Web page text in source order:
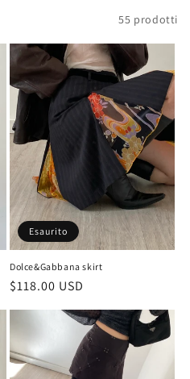
55 prodotti
Esaurito
Dolce&Gabbana skirt
Prezzo
di
$118.00 USD